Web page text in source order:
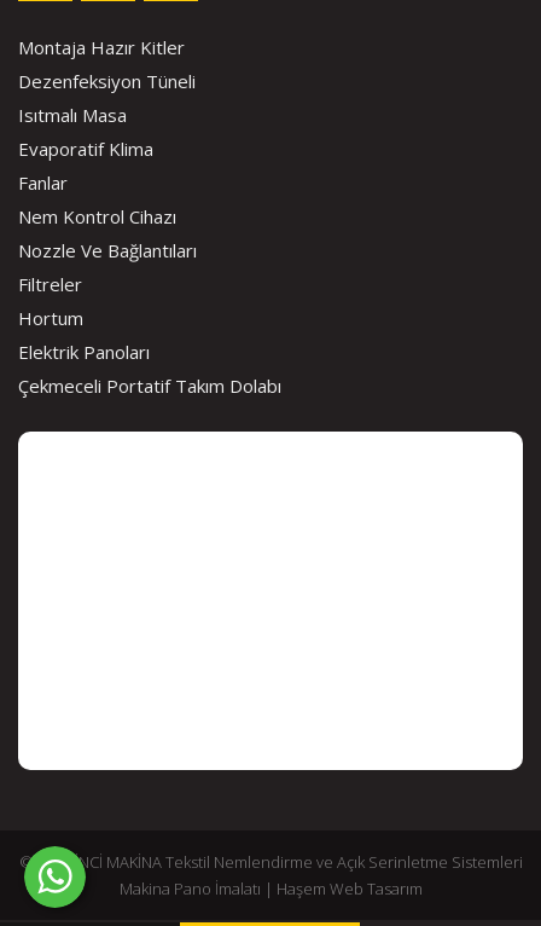
Montaja Hazır Kitler
Dezenfeksiyon Tüneli
Isıtmalı Masa
Evaporatif Klima
Fanlar
Nem Kontrol Cihazı
Nozzle Ve Bağlantıları
Filtreler
Hortum
Elektrik Panoları
Çekmeceli Portatif Takım Dolabı
© 2026 İNCİ MAKİNA Tekstil Nemlendirme ve Açık Serinletme Sistemleri
Makina Pano İmalatı | Haşem Web Tasarım